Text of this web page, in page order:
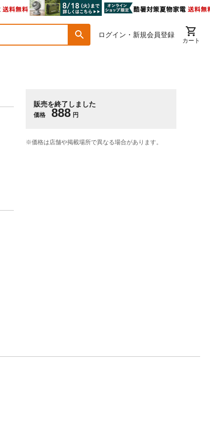
ログイン・新規会員登録
カート
販売を終了しました
価格 888 円
※価格は​店舗や​掲載場所で​異なる​場合が​あります。